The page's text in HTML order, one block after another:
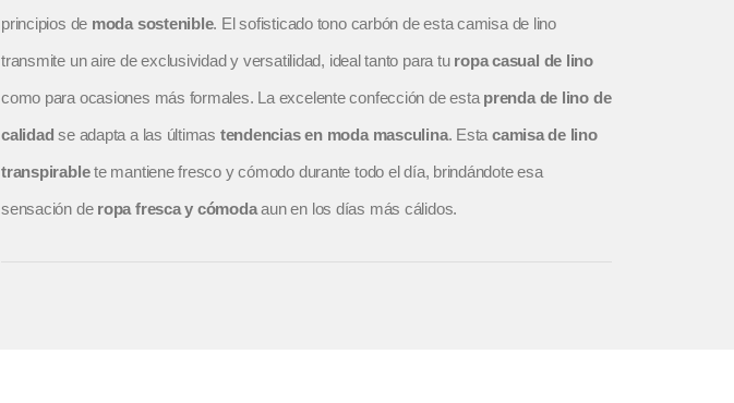
principios de moda sostenible. El sofisticado tono carbón de esta camisa de lino
transmite un aire de exclusividad y versatilidad, ideal tanto para tu ropa casual de lino
como para ocasiones más formales. La excelente confección de estaprenda de lino de
calidad se adapta a las últimas tendencias en moda masculina. Estacamisa de lino
transpirablete mantiene fresco y cómodo durante todo el día, brindándote esa
sensación de ropa fresca y cómodaaun en los días más cálidos.